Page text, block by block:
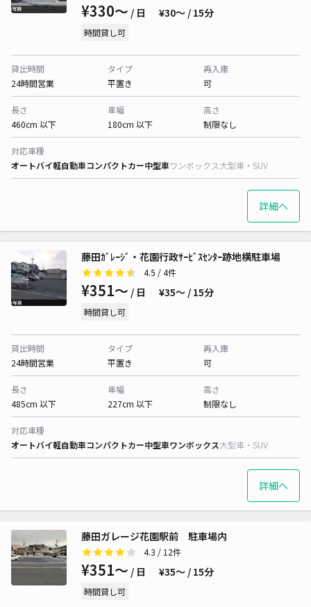
¥330〜 / 日 ¥30〜 / 15分
時間貸し可
貸出時間
24時間営業
タイプ
平置き
再入庫
可
長さ
460cm 以下
車幅
180cm 以下
高さ
制限なし
対応車種
オートバイ軽自動車コンパクトカー中型車ワンボックス大型車・SUV
詳細へ
藤田ｶﾞﾚｰｼﾞ・花園行政ｻｰﾋﾞｽｾﾝﾀｰ跡地横駐車場
4.5 / 4件
¥351〜 / 日 ¥35〜 / 15分
時間貸し可
貸出時間
24時間営業
タイプ
平置き
再入庫
可
長さ
485cm 以下
車幅
227cm 以下
高さ
制限なし
対応車種
オートバイ軽自動車コンパクトカー中型車ワンボックス大型車・SUV
詳細へ
藤田ガレージ花園駅前 駐車場内
4.3 / 12件
¥351〜 / 日 ¥35〜 / 15分
時間貸し可